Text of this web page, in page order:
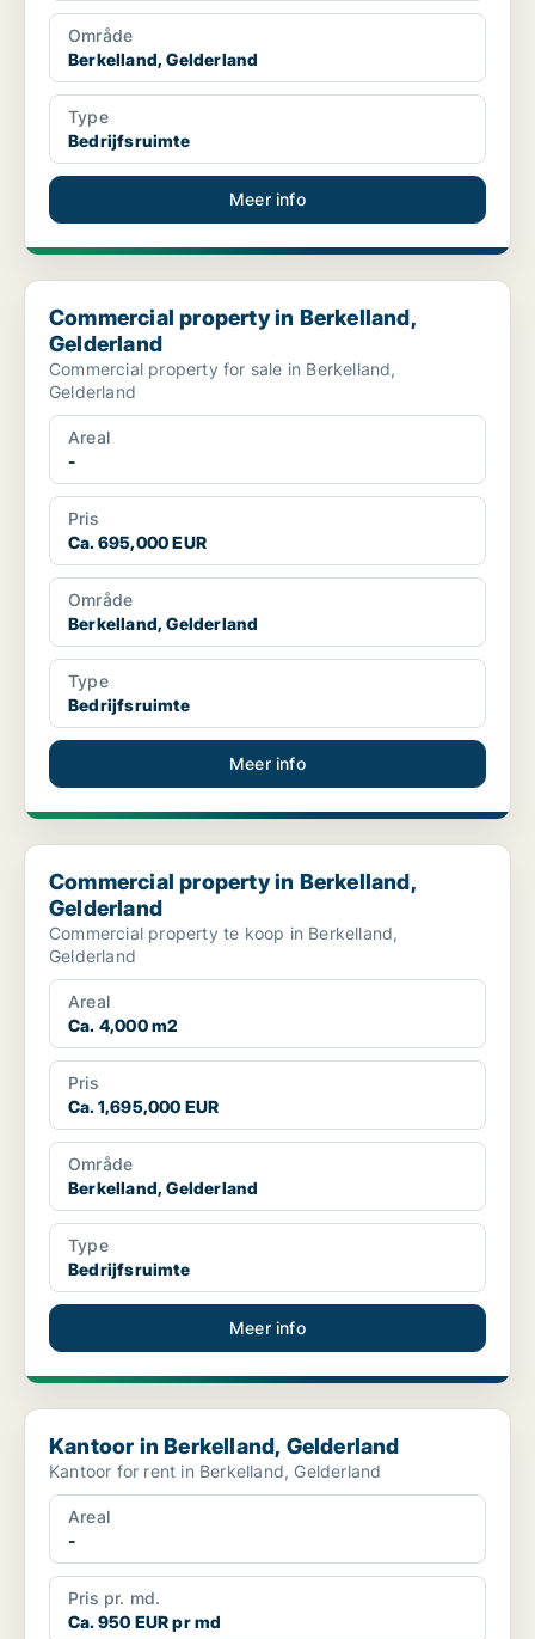
Område
Berkelland, Gelderland
Type
Bedrijfsruimte
Meer info
Commercial property in Berkelland, Gelderland
Commercial property in Berkelland,
Gelderland
Commercial property for sale in Berkelland,
Gelderland
Areal
-
Pris
Ca. 695,000 EUR
Område
Berkelland, Gelderland
Type
Bedrijfsruimte
Meer info
Commercial property in Berkelland, Gelderland
Commercial property in Berkelland,
Gelderland
Commercial property te koop in Berkelland,
Gelderland
Areal
Ca. 4,000 m2
Pris
Ca. 1,695,000 EUR
Område
Berkelland, Gelderland
Type
Bedrijfsruimte
Meer info
Kantoor in Berkelland, Gelderland
Kantoor in Berkelland, Gelderland
Kantoor for rent in Berkelland, Gelderland
Areal
-
Pris pr. md.
Ca. 950 EUR pr md